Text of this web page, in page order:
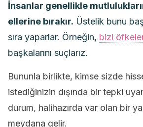
İnsanlar genellikle
ellerine bırakır. Üstelik bunu
sıra yaparlar. Örneğin, bizi
başkalarını suçlarız.
Bununla birlikte, kimse sizde
istediğinizin dışında bir tepki
durum, halihazırda var olan bir
meydana gelir.